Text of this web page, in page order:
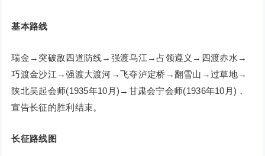
基本路线
瑞金→突破敌四道防线→强渡乌江→占领遵义→四渡赤水→
巧渡金沙江→强渡大渡河→飞夺泸定桥→翻雪山→过草地→
陕北吴起会师(1935年10月)→甘肃会宁会师(1936年10月)，
宣告长征的胜利结束。
长征路线图